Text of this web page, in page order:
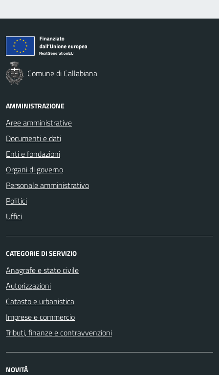
Comune di Callabiana
AMMINISTRAZIONE
Aree amministrative
Documenti e dati
Enti e fondazioni
Organi di governo
Personale amministrativo
Politici
Uffici
CATEGORIE DI SERVIZIO
Anagrafe e stato civile
Autorizzazioni
Catasto e urbanistica
Imprese e commercio
Tributi, finanze e contravvenzioni
NOVITÀ